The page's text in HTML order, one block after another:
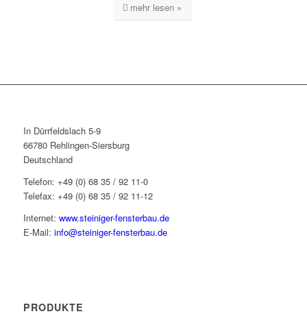
mehr lesen »
In Dürrfeldslach 5-9
66780 Rehlingen-Siersburg
Deutschland
Telefon: +49 (0) 68 35 / 92 11-0
Telefax: +49 (0) 68 35 / 92 11-12
Internet: www.steiniger-fensterbau.de
E-Mail: info@steiniger-fensterbau.de
PRODUKTE